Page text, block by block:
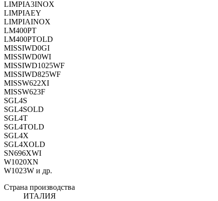
LIMPIA3INOX
LIMPIAEY
LIMPIAINOX
LM400PT
LM400PTOLD
MISSIWD0GI
MISSIWD0WI
MISSIWD1025WF
MISSIWD825WF
MISSW622XI
MISSW623F
SGL4S
SGL4SOLD
SGL4T
SGL4TOLD
SGL4X
SGL4XOLD
SN696XWI
W1020XN
W1023W и др.
Страна производства
ИТАЛИЯ